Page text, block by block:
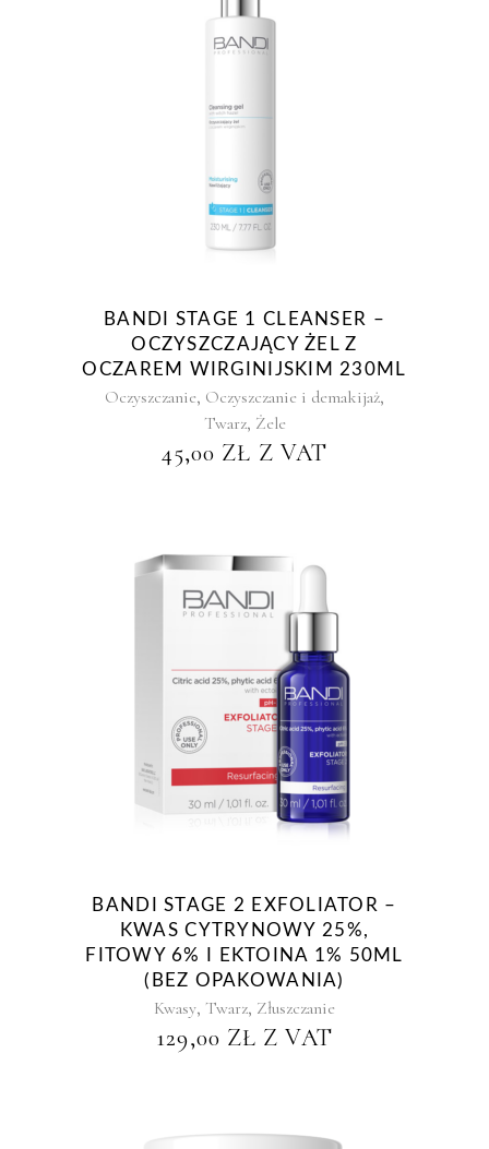
BANDI STAGE 1 CLEANSER –
OCZYSZCZAJĄCY ŻEL Z
OCZAREM WIRGINIJSKIM 230ML
Oczyszczanie, Oczyszczanie i demakijaż,
Twarz, Żele
45,00 ZŁ Z VAT
BANDI STAGE 2 EXFOLIATOR –
KWAS CYTRYNOWY 25%,
FITOWY 6% I EKTOINA 1% 50ML
(BEZ OPAKOWANIA)
Kwasy, Twarz, Złuszczanie
129,00 ZŁ Z VAT